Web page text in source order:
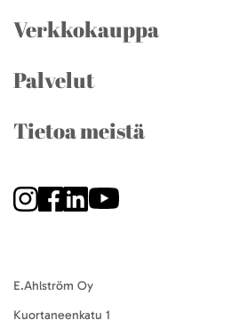
Verkkokauppa
Palvelut
Tietoa meistä
E.Ahlström Oy
Kuortaneenkatu 1